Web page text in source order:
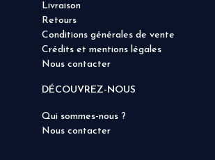
Livraison
Retours
Conditions générales de vente
Crédits et mentions légales
Nous contacter
DÉCOUVREZ-NOUS
Qui sommes-nous ?
Nous contacter